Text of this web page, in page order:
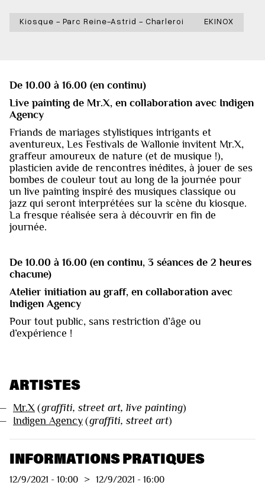
Kiosque - Parc Reine-Astrid - Charleroi EKINOX
De 10.00 à 16.00 (en continu)
Live painting de Mr.X, en collaboration avec Indigen
Agency
Friands de mariages stylistiques intrigants et
aventureux, Les Festivals de Wallonie invitent Mr.X,
graffeur amoureux de nature (et de musique !),
plasticien avide de rencontres inédites, à jouer de ses
bombes de couleur tout au long de la journée pour
un live painting inspiré des musiques classique ou
jazz qui seront interprétées sur la scène du kiosque.
La fresque réalisée sera à découvrir en fin de
journée.
De 10.00 à 16.00 (en continu, 3 séances de 2 heures
chacune)
Atelier initiation au graff, en collaboration avec
Indigen Agency
Pour tout public, sans restriction d’âge ou
d’expérience !
ARTISTES
Mr.X (graffiti, street art, live painting)
Indigen Agency (graffiti, street art)
INFORMATIONS PRATIQUES
12/9/2021 - 10:00 > 12/9/2021 - 16:00